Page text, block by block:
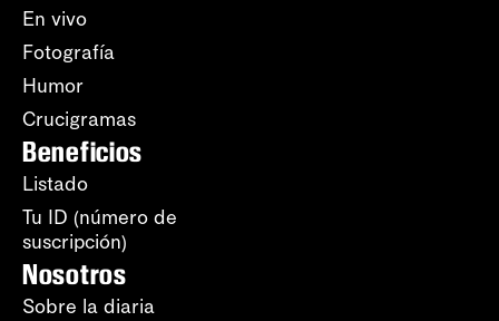
En vivo
Fotografía
Humor
Crucigramas
Beneficios
Listado
Tu ID (número de
suscripción)
Nosotros
Sobre la diaria